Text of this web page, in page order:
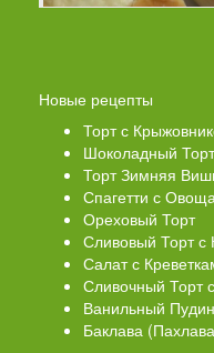
Новые рецепты
Торт с
Шоколадный
Торт Зимняя
Спагетти с
Ореховый Торт
Сливовый Торт с
Салат с
Сливочный Торт
Ванильный
Баклава